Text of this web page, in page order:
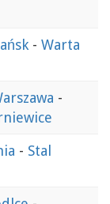
- Warta
-
- Stal